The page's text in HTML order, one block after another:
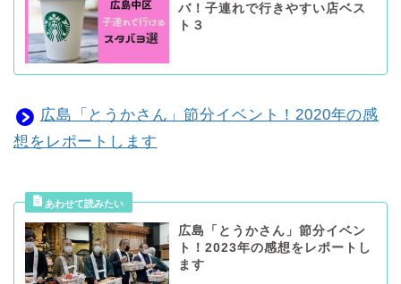
バ！子連れで行きやすい店ベス
ト３
広島「とうかさん」節分イベント！2020年の感
想をレポートします
広島「とうかさん」節分イベン
ト！2023年の感想をレポートし
ます